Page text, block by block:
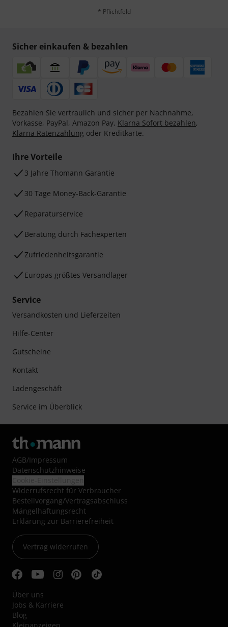
* Pflichtfeld
Sicher einkaufen & bezahlen
Bezahlen Sie vertraulich und sicher per Nachnahme,
Vorkasse, PayPal, Amazon Pay, Klarna Sofort bezahlen,
Klarna Ratenzahlung oder Kreditkarte.
Ihre Vorteile
3 Jahre Thomann Garantie
30 Tage Money-Back-Garantie
Reparaturservice
Beratung durch Fachexperten
Zufriedenheitsgarantie
Europas größtes Versandlager
Service
Versandkosten und Lieferzeiten
Hilfe-Center
Gutscheine
Kontakt
Ladengeschäft
Service im Überblick
AGB/Impressum
Datenschutzhinweise
Widerrufsrecht für Verbraucher
Bestellvorgang/Vertragsabschluss
Mängelhaftungsrecht
Erklärung zur Barrierefreiheit
Vertrag widerrufen
Über uns
Jobs & Karriere
Blog